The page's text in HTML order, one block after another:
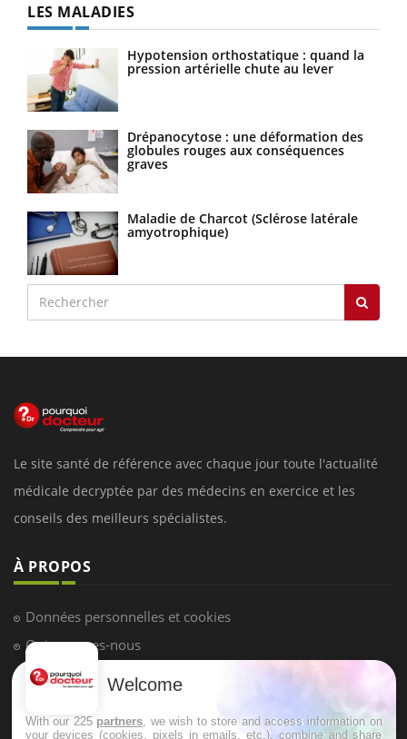
LES MALADIES
Hypotension orthostatique : quand la
pression artérielle chute au lever
Drépanocytose : une déformation des
globules rouges aux conséquences
graves
Maladie de Charcot (Sclérose latérale
amyotrophique)
Le site santé de référence avec chaque jour toute l'actualité
médicale decryptée par des médecins en exercice et les
conseils des meilleurs spécialistes.
À PROPOS
Données personnelles et cookies
Qui sommes-nous
Conditions d'utilisation
Mentions Légales
Welcome
With our 225 partners , we wish to store and access information on
your devices (cookies, pixels in emails, etc.), combine and share